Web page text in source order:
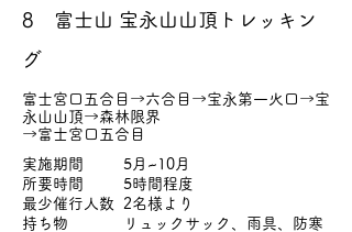
8 富士山 宝永山山頂トレッキン
グ
富士宮口五合目→六合目→宝永第一火口→宝
永山山頂→森林限界
→富士宮口五合目
実施期間 5月~10月
所要時間 5時間程度
最少催行人数 2名様より
持ち物 リュックサック、雨具、防寒